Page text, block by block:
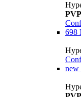
698
new